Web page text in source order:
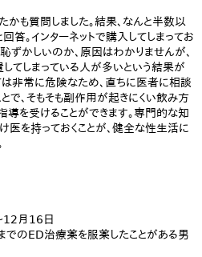
も質問しました。結果、なんと半数以
回答。インターネットで購入してしまってお
ずかしいのか、原因はわかりませんが、
てしまっている人が多いという結果が
は非常に危険なため、直ちに医者に相談
で、そもそも副作用が起きにくい飲み方
導を受けることができます。専門的な知
医を持っておくことが、健全な性生活に
12月16日
のED治療薬を服薬したことがある男